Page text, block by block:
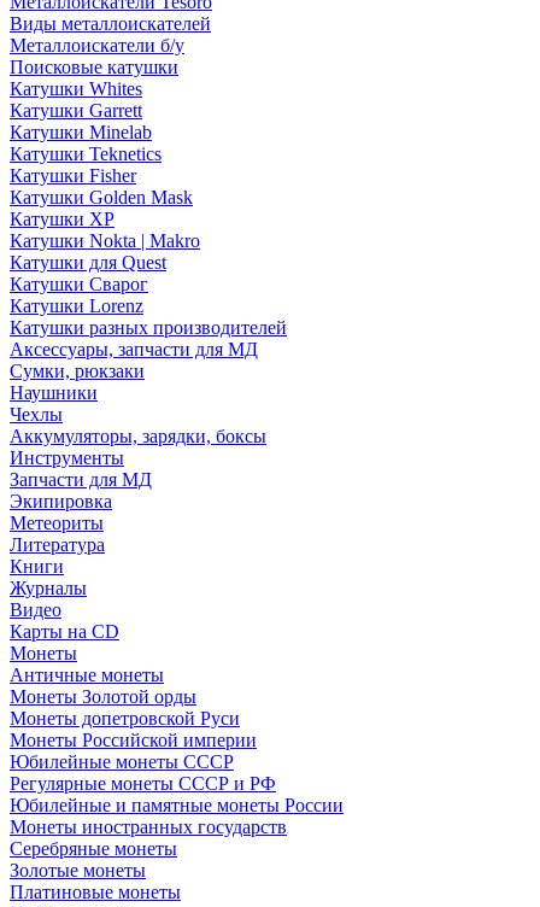
Виды металлоискателей
Металлоискатели б/у
Поисковые катушки
Катушки Whites
Катушки Garrett
Катушки Minelab
Катушки Teknetics
Катушки Fisher
Катушки Golden Mask
Катушки XP
Катушки Nokta | Makro
Катушки для Quest
Катушки Сварог
Катушки Lorenz
Катушки разных производителей
Аксессуары, запчасти для МД
Сумки, рюкзаки
Наушники
Чехлы
Аккумуляторы, зарядки, боксы
Инструменты
Запчасти для МД
Экипировка
Метеориты
Литература
Книги
Журналы
Видео
Карты на CD
Монеты
Античные монеты
Монеты Золотой орды
Монеты допетровской Руси
Монеты Российской империи
Юбилейные монеты СССР
Регулярные монеты СССР и РФ
Юбилейные и памятные монеты России
Монеты иностранных государств
Серебряные монеты
Золотые монеты
Платиновые монеты